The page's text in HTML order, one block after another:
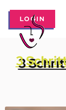
LOGIN
3